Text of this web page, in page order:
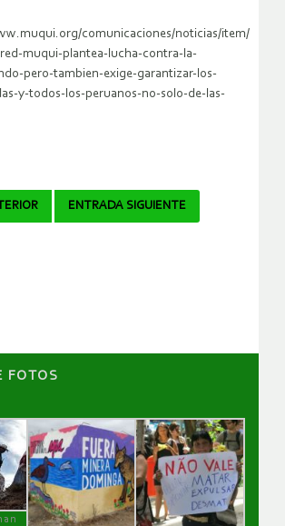
comunicaciones/noticias/item/
muqui-plantea-lucha-contra-la-
pero-tambien-exige-garantizar-los-
y-todos-los-peruanos-no-solo-de-las-
ENTRADA SIGUIENTE
FOTOS